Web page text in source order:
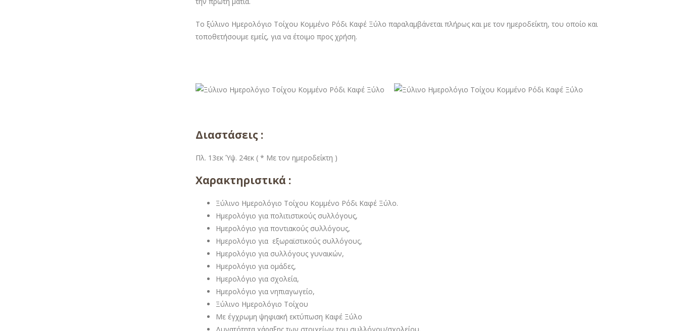
Το ξύλινο Ημερολόγιο Τοίχου Κομμένο Ρόδι Καφέ Ξύλο παραλαμβάνεται πλήρως και με τον ημεροδείκτη, του οποίο και
τοποθετήσουμε εμείς, για να έτοιμο προς χρήση.
Διαστάσεις :
Πλ. 13εκ Ύψ. 24εκ ( * Με τον ημεροδείκτη )
Χαρακτηριστικά :
Ξύλινο Ημερολόγιο Τοίχου Κομμένο Ρόδι Καφέ Ξύλο.
Ημερολόγιο για πολιτιστικούς συλλόγους,
Ημερολόγιο για ποντιακούς συλλόγους,
Ημερολόγιο για εξωραϊστικούς συλλόγους,
Ημερολόγιο για συλλόγους γυναικών,
Ημερολόγιο για ομάδες,
Ημερολόγιο για σχολεία,
Ημερολόγιο για νηπιαγωγείο,
Ξύλινο Ημερολόγιο Τοίχου
Με έγχρωμη ψηφιακή εκτύπωση Καφέ Ξύλο